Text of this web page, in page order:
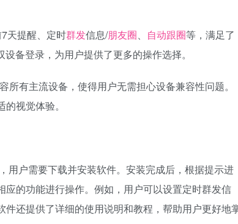
天提醒、定时群发信息/朋友圈、 自动跟圈等，满足了
设备登录，为用户提供了更多的操作选择。
有主流设备，使得用户无需担心设备兼容性问题。
视觉体验。
户需要下载并安装软件。安装完成后，根据提示进
的功能进行操作。例如，用户可以设置定时群发信
还提供了详细的使用说明和教程，帮助用户更好地